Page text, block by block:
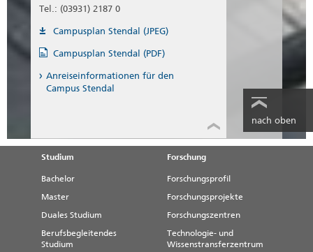
Tel.: (03931) 2187 0
Campusplan Stendal (JPEG)
Campusplan Stendal (PDF)
Anreiseinformationen für den
Campus Stendal
nach oben
Studium
Bachelor
Master
Duales Studium
Berufsbegleitendes
Studium
Forschung
Forschungsprofil
Forschungsprojekte
Forschungszentren
Technologie- und
Wissenstransferzentrum